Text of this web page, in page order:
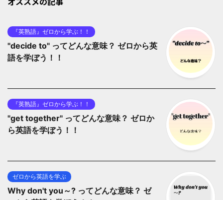
『英熟語』ゼロから学ぶ！！
"decide to" ってどんな意味？ ゼロから英
語を学ぼう！！
『英熟語』ゼロから学ぶ！！
"get together" ってどんな意味？ ゼロか
ら英語を学ぼう！！
ゼロから英語を学ぶ
Why don't you～? ってどんな意味？ ゼ